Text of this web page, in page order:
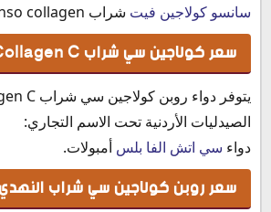
سانسو كولاجين فيت شراب sanso collagen.
سعر كولاجين سي شراب Collagen C في الأردن
الصيدليات الأردنية تحت الاسم التجاري:
دواء سي اتش الفا بلس أمبولات.
سعر روبن كولاجين سي شراب